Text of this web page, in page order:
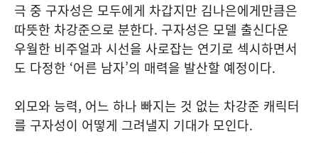
극 중 구자성은 모두에게 차갑지만 김나은에게만큼은
따뜻한 차강준으로 분한다. 구자성은 모델 출신다운
우월한 비주얼과 시선을 사로잡는 연기로 섹시하면서
도 다정한 ‘어른 남자’의 매력을 발산할 예정이다.
외모와 능력, 어느 하나 빠지는 것 없는 차강준 캐릭터
를 구자성이 어떻게 그려낼지 기대가 모인다.